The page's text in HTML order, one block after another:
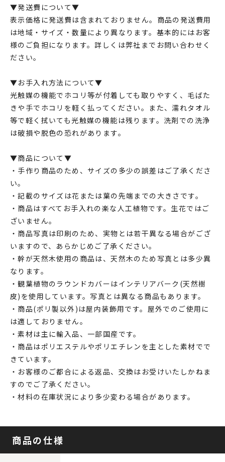
▼発送費について▼
表示価格に発送費は含まれておりません。商品の発送費用
は地域・サイズ・数量により異なります。基本的にはお客
様のご負担になります。詳しくは弊社までお問い合わせく
ださい。
▼お手入れ方法について▼
光触媒の機能でホコリ等が付着しても取りやすく、毛ばた
きや手でホコリを軽く払ってください。また、濡れタオル
等で軽く拭いても光触媒の機能は残ります。洗剤での洗浄
は破損や脱色の恐れがあります。
▼商品について▼
・手作り商品のため、サイズの多少の誤差はご了承くださ
い。
・記載のサイズは花または葉の先端までの大きさです。
・商品はすべてお手入れの楽な人工植物です。生花ではご
ざいません。
・商品写真は印刷のため、実物とは若干異なる場合がござ
いますので、あらかじめご了承ください。
・幹が天然木使用の商品は、天然木のため写真とは多少異
なります。
・観葉植物のラウンドカバーはインテリアバーク(天然樹
皮)を使用しています。写真とは異なる商品もあります。
・商品(ポリ製以外)は屋内装飾用です。屋外でのご使用に
は適しておりません。
・素材は主に輸入品、一部国産です。
・商品はポリエステルやポリエチレンを主とした素材でで
きています。
・お客様のご都合による返品、交換はお受けいたしかねま
すのでご了承ください。
・材料の在庫状況により多少変わる場合があります。
商品の仕様